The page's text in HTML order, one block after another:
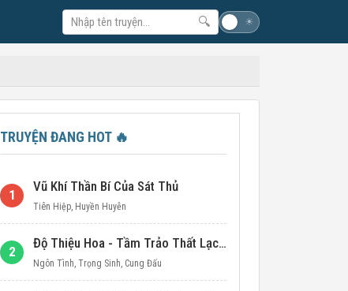
🔍 ☀
TRUYỆN ĐANG HOT 🔥
1
Vũ Khí Thần Bí Của Sát Thủ
Tiên Hiệp, Huyền Huyễn
2
Độ Thiệu Hoa - Tầm Trảo Thất Lạc Đích Ái Tình
Ngôn Tình, Trọng Sinh, Cung Đấu